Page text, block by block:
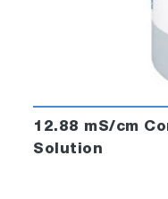
12.88 mS/cm
Solution